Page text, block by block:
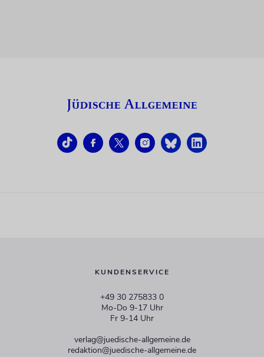
KUNDENSERVICE
+49 30 275833 0
Mo-Do 9-17 Uhr
Fr 9-14 Uhr
verlag@juedische-allgemeine.de
redaktion@juedische-allgemeine.de